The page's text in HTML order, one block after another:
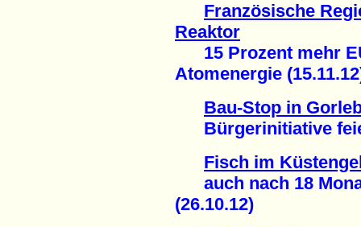
Französische
Reaktor
15 Prozent mehr
Atomenergie
Bau-Stop in
Bürgerinitiative
Fisch im
auch nach 18
(26.10.12)